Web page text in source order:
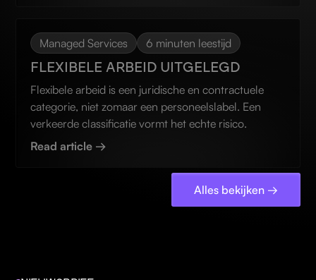
Managed Services 6 minuten leestijd
FLEXIBELE ARBEID UITGELEGD
Flexibele arbeid is een juridische en contractuele
categorie, niet zomaar een personeelslabel. Een
verkeerde classificatie vormt het echte risico.
Read article →
Alles bekijken →